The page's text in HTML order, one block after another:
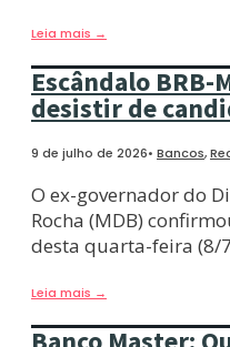
Leia mais →
Escândalo BRB-
desistir de
9 de julho de 2026• Bancos,
O ex-governador do
Rocha (MDB)
desta quarta-feira (8/
Leia mais →